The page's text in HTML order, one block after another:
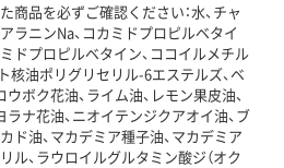
品を必ずご確認ください：水、チャ
ラニンNa、コカミドプロピルベタイ
ミドプロピルベタイン、ココイルメチル
核油ポリグリセリル-6エステルズ、ベ
ボク花油、ライム油、レモン果皮油、
ラナ花油、ニオイテンジクアオイ油、ブ
ド油、マカデミア種子油、マカデミア
ル、ラウロイルグルタミン酸ジ（オク